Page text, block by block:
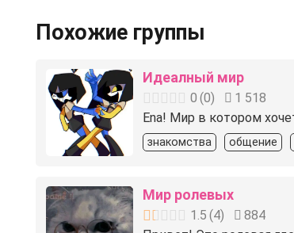
Похожие группы
Идеалный мир
0 (0)
1 518
Ena! Мир в котором
знакомства общение
Мир ролевых
1.5 (4)
884